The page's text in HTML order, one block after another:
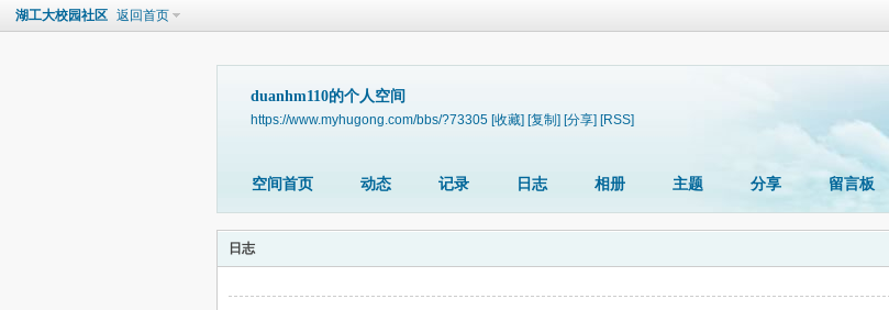
湖工大校园社区 返回首页
duanhm110的个人空间
https://www.myhugong.com/bbs/?73305 [收藏] [复制] [分享] [RSS]
空间首页 动态 记录 日志 相册 主题 分享 留言板
日志